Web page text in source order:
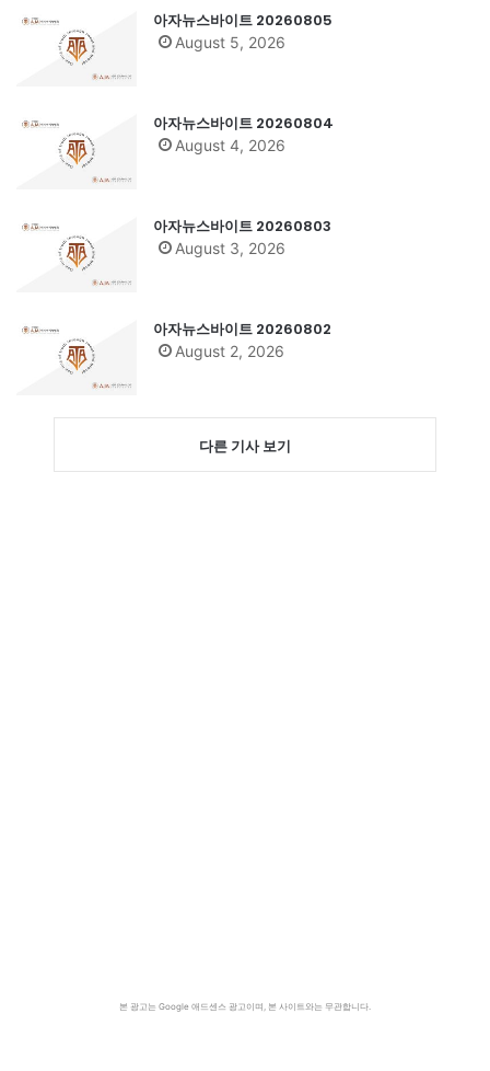
아자뉴스바이트 20260805
August 5, 2026
아자뉴스바이트 20260804
August 4, 2026
아자뉴스바이트 20260803
August 3, 2026
아자뉴스바이트 20260802
August 2, 2026
다른 기사 보기
본 광고는 Google 애드센스 광고이며, 본 사이트와는 무관합니다.